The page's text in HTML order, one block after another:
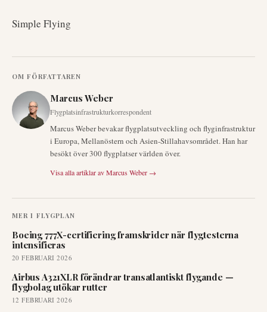
Simple Flying
OM FÖRFATTAREN
Marcus Weber
Flygplatsinfrastrukturkorrespondent
Marcus Weber bevakar flygplatsutveckling och flyginfrastruktur
i Europa, Mellanöstern och Asien-Stillahavsområdet. Han har
besökt över 300 flygplatser världen över.
Visa alla artiklar avMarcus Weber →
MER I FLYGPLAN
Boeing 777X-certifiering framskrider när flygtesterna
intensifieras
20 FEBRUARI 2026
Airbus A321XLR förändrar transatlantiskt flygande —
flygbolag utökar rutter
12 FEBRUARI 2026